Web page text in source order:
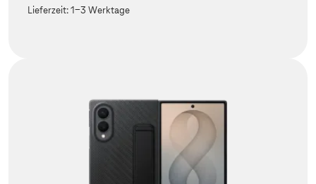
Lieferzeit:1-3 Werktage